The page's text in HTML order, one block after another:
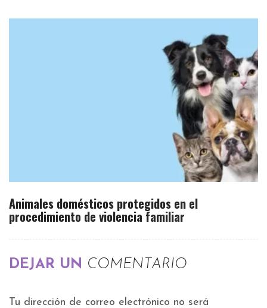
Animales domésticos protegidos en el
procedimiento de violencia familiar
DEJAR UN COMENTARIO
Tu dirección de correo electrónico no será